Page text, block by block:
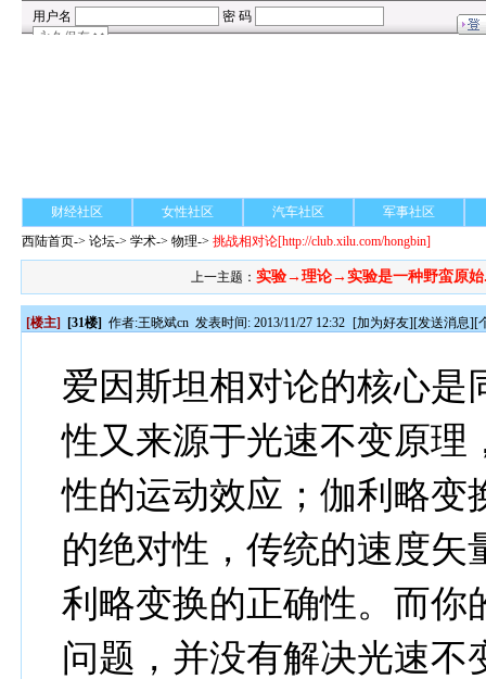
财经社区 女性社区 汽车社区
军事社区
西陆首页->论坛->学术-> 物理->挑战相对论[http://club.xilu.com/hongbin]
上一主题： 实验→理论→实验是一种野蛮原始
[楼主] [31楼] 作者:王晓斌cn 发表时间: 2013/11/27 12:32 [加为好友][发送消息][
爱因斯坦相对论的核心是
性又来源于光速不变原理
性的运动效应；伽利略变
的绝对性，传统的速度矢
利略变换的正确性。而你
问题，并没有解决光速不